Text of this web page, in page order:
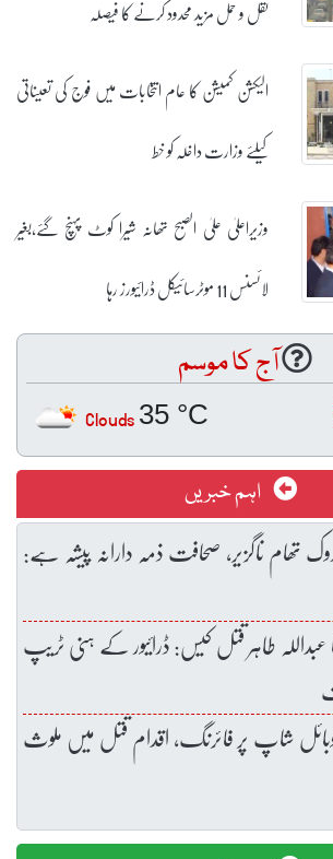
نقل و حمل مزید محدود کرنے کا فیصلہ
الیکشن کمیشن کا عام انتخابات میں فوج کی تعیناتی
کیلئے وزارت داخلہ کو خط
وزیراعلیٰ علیٰ الصبح تھانہ شیرا کوٹ پہنچ گئے،بغیر
لائسنس 11 موٹرسائیکل ڈرائیورز رہا
آج کا موسم
35 °C
Clouds
اہم خبریں
تھام ناگزیر، صحافت ذمہ دارانہ پیشہ ہے:
عبداللہ طاہر قتل کیس: ڈرائیور کے ہنی ٹریپ
شاپ پر فائرنگ، اقدام قتل میں ملوث